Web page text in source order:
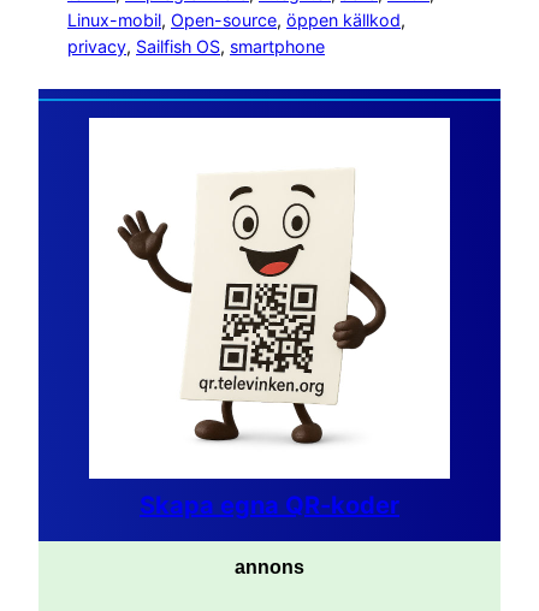
Linux-mobil, Open-source, öppen källkod
privacy, Sailfish OS, smartphone
Skapa egna QR-koder
annons